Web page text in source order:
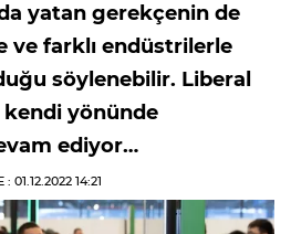
yatan gerekçenin de
ve farklı endüstrilerle
söylenebilir. Liberal
kendi yönünde
ediyor…
: 01.12.2022 14:21